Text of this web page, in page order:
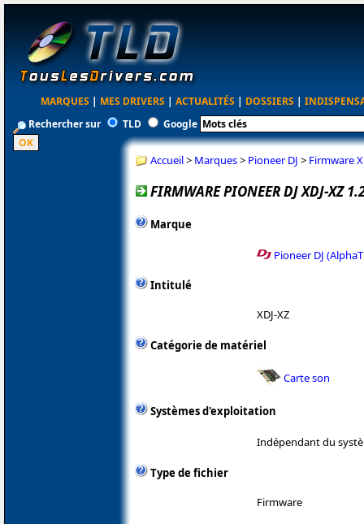
MARQUES | MES DRIVERS | ACTUALITÉS | DOSSIERS |
Rechercher sur
TLD Google
Accueil> Marques> Pioneer DJ > Firmware
FIRMWARE PIONEER DJ XDJ-XZ
Marque
Pioneer DJ
Intitulé
XDJ-XZ
Catégorie de matériel
Carte son
Systèmes d'exploitation
Indépendant du
Type de fichier
Firmware